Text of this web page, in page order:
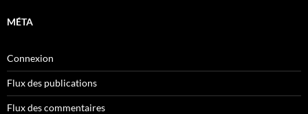
MÉTA
Connexion
Flux des publications
Flux des commentaires